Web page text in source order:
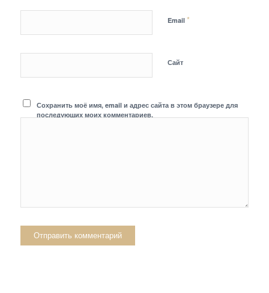
Email *
Сайт
Сохранить моё имя, email и адрес сайта в этом браузере для
последующих моих комментариев.